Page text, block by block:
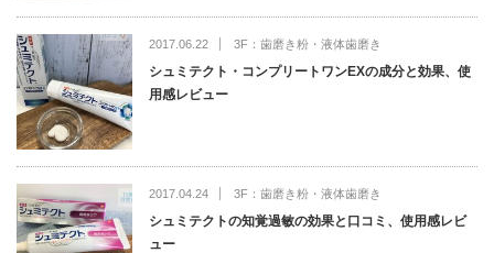
2017.06.22 3F：歯磨き粉・液体歯磨き
シュミテクト・コンプリートワンEXの成分と効果、使
用感レビュー
2017.04.24 3F：歯磨き粉・液体歯磨き
シュミテクトの知覚過敏の効果と口コミ、使用感レビ
ュー